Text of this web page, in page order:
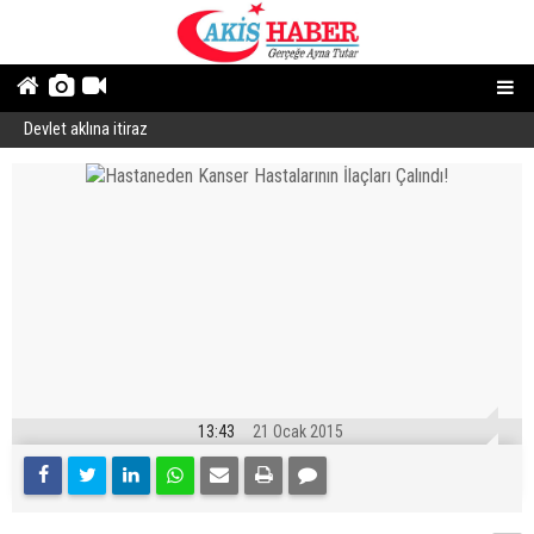
Devlet aklına itiraz
13:43 21 Ocak 2015